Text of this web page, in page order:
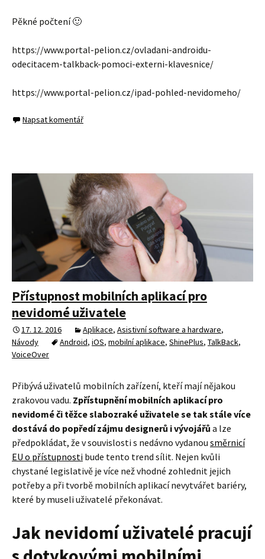
Pěkné počtení 🙂
https://www.portal-pelion.cz/ovladani-androidu-
odecitacem-talkback-pomoci-externi-klavesnice/
https://www.portal-pelion.cz/ipad-pohled-nevidomeho/
Napsat komentář
Přístupnost mobilních aplikací pro
nevidomé uživatele
17. 12. 2016 Aplikace, Asistivní software a hardware,
Návody
Android, iOS, mobilní aplikace, ShinePlus, TalkBack,
VoiceOver
Přibývá uživatelů mobilních zařízení, kteří mají nějakou
zrakovou vadu. Zpřístupnění mobilních aplikací pro
nevidomé či těžce slabozraké uživatele se tak stále více
dostává do popředí zájmu designerů i vývojářů a lze
předpokládat, že v souvislosti s nedávno vydanou směrnicí
EU o přístupnosti bude tento trend sílit. Nejen kvůli
chystané legislativě je více než vhodné zohlednit jejich
potřeby a při tvorbě mobilních aplikací nevytvářet bariéry,
které by museli uživatelé překonávat.
Jak nevidomí uživatelé pracují